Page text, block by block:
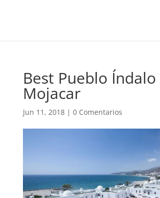
Best Pueblo
Mojacar
Jun 11, 2018| 0 Comentarios